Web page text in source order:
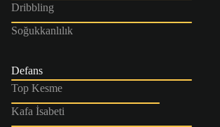
Dribbling
Soğukkanlılık
Defans
Top Kesme
Kafa İsabeti